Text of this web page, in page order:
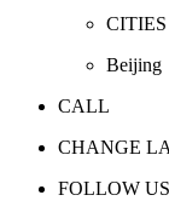
CITIES
Beijing
CALL
CHANGE
FOLLOW US